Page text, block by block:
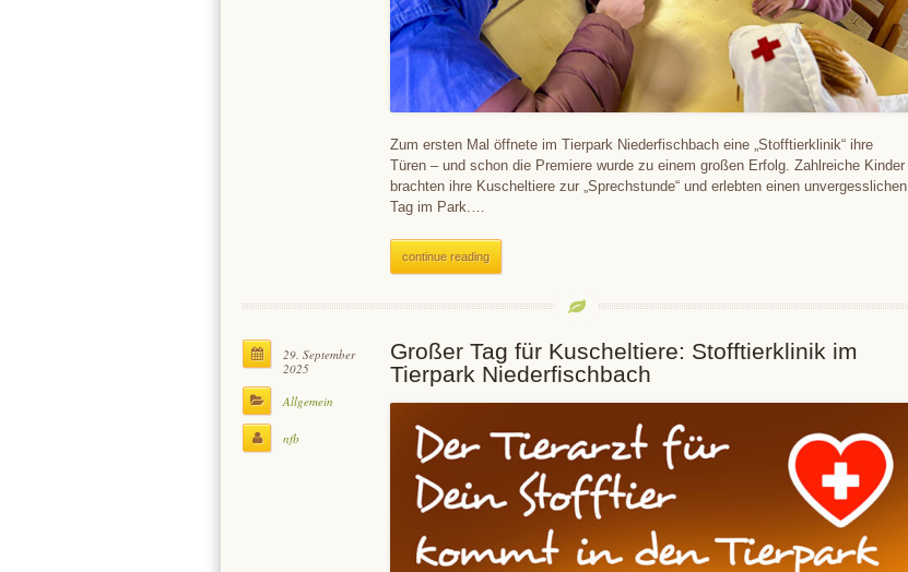
Zum ersten Mal öffnete im Tierpark Niederfischbach eine „Stofftierklinik“ ihre
Türen – und schon die Premiere wurde zu einem großen Erfolg. Zahlreiche Kinder
brachten ihre Kuscheltiere zur „Sprechstunde“ und erlebten einen unvergesslichen
Tag im Park.…
continue reading
29. September
2025
Allgemein
nfb
Großer Tag für Kuscheltiere: Stofftierklinik im
Tierpark Niederfischbach